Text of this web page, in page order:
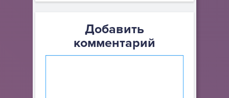
Добавить
комментарий